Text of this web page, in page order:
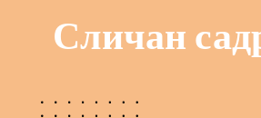
Сличан